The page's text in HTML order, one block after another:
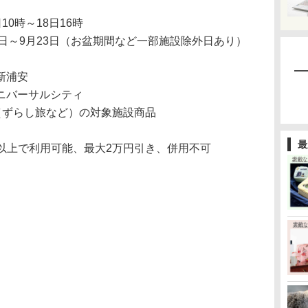
時～18日16時
～9月23日（お盆期間など一部施設除外日あり）
浦安
バーサルシティ
らし旅など）の対象施設商品
上で利用可能、最大2万円引き、併用不可